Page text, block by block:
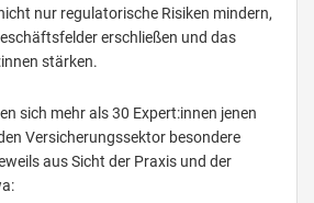
nur regulatorische Risiken mindern,
erschließen und das
stärken.
sich mehr als 30 Expert:innen jenen
Versicherungssektor besondere
aus Sicht der Praxis und der